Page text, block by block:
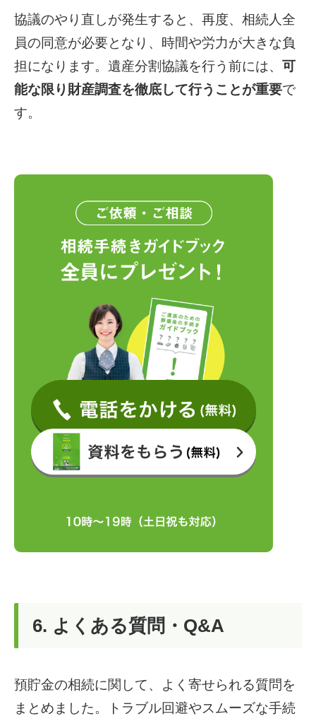
協議のやり直しが発生すると、再度、相続人全
員の同意が必要となり、時間や労力が大きな負
担になります。遺産分割協議を行う前には、 可
能な限り財産調査を徹底して行うことが重要で
す。
6. よくある質問・Q&A
預貯金の相続に関して、よく寄せられる質問を
まとめました。トラブル回避やスムーズな手続